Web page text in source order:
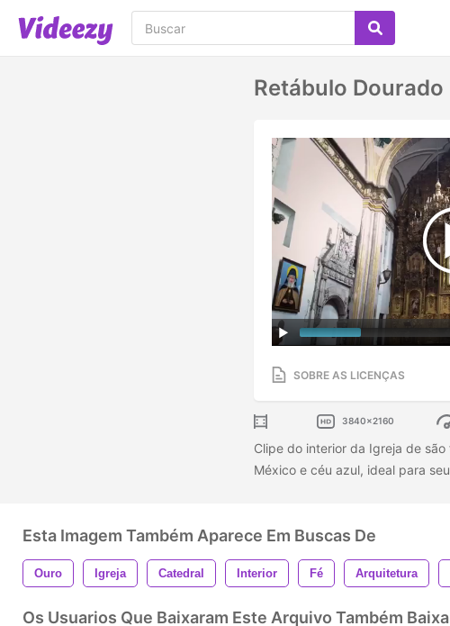
Retábulo Dourado
SOBRE AS LICENÇAS
3840x2160
Clipe do interior da Igreja de
México e céu azul, ideal para
Esta Imagem Também Aparece Em Buscas De
Ouro Igreja Catedral Interior Fé Arquitetura
Os Usuarios Que Baixaram Este Arquivo Também